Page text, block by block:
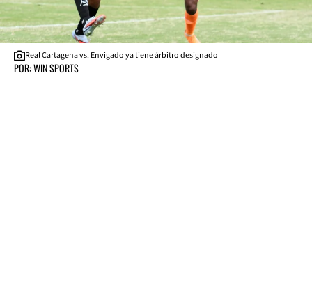
Real Cartagena vs. Envigado ya tiene árbitro designado
POR: WIN SPORTS